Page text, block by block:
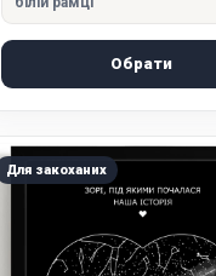
Обрати
Для закоханих